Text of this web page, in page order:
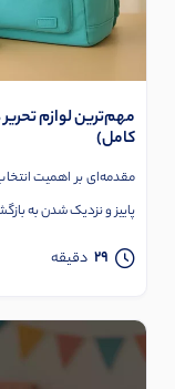
مهم‌ترین لوازم
کامل)
مقدمه‌ای بر اهمیت
پاییز و نزدیک شدن به
29 دقیقه